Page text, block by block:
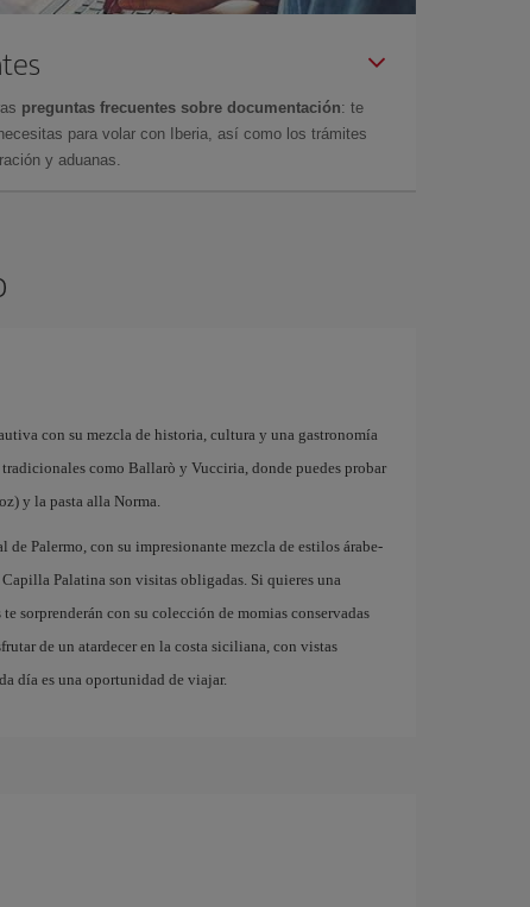
preguntas frecuentes sobre documentación: te
para volar con Iberia, así como los trámites
y aduanas.
con su mezcla de historia, cultura y una gastronomía
como Ballarò y Vucciria, donde puedes probar
y la pasta alla Norma.
Palermo, con su impresionante mezcla de estilos árabe-
Palatina son visitas obligadas. Si quieres una
sorprenderán con su colección de momias conservadas
de un atardecer en la costa siciliana, con vistas
día es una oportunidad de viajar.